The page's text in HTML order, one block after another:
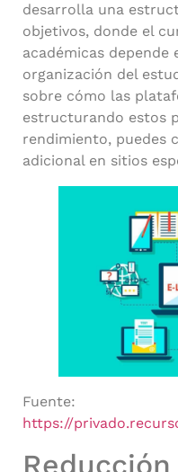
desarrolla una
objetivos, donde el
académicas depende
organización del
sobre cómo las
estructurando estos
rendimiento, puedes
adicional en sitios
Fuente:
https://